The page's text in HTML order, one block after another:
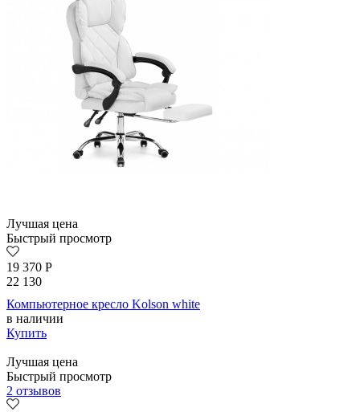
Лучшая цена
Быстрый просмотр
19 370 Р
22 130
Компьютерное кресло Kolson whitе
в наличии
Купить
Лучшая цена
Быстрый просмотр
2 отзывов